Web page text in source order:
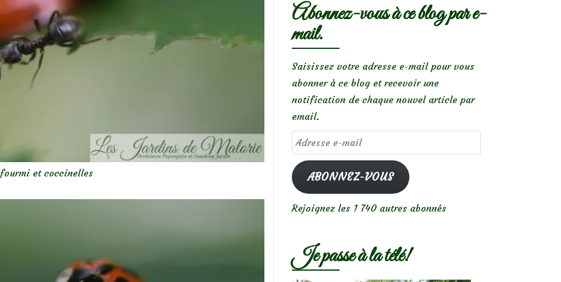
fourmi et coccinelles
Abonnez-vous à ce blog par e-
mail.
Saisissez votre adresse e-mail pour vous
abonner à ce blog et recevoir une
notification de chaque nouvel article par
email.
Adresse
e-
mailABONNEZ-VOUS
Rejoignez les 1 740 autres abonnés
Je passe à la télé!